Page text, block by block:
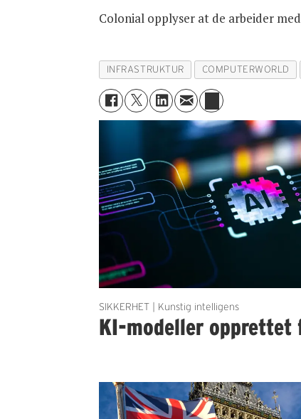
Colonial opplyser at de arbeider
INFRASTRUKTUR COMPUTERWORLD
SIKKERHET | Kunstig intelligens
KI-modeller opprettet